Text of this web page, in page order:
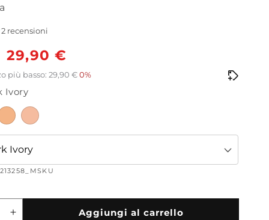
2 recensioni
Prezzo
scontato
29,90 €
più basso: 29,90 €0%
Ivory
Ivory
Aumenta
Aggiungi al carrello